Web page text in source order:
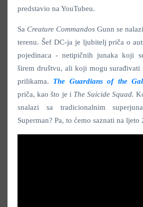
predstavio na YouTubeu.
Sa Creature Commandos Gunn se
terenu. Šef DC-ja je ljubitelj priča o
pojedinaca - netipičnih junaka koji
širem društvu, ali koji mogu surađivati
prilikama. The Guardians of the
priča, kao što je i The Suicide Squad.
snalazi sa tradicionalnim
Superman? Pa, to ćemo saznati na ljeto